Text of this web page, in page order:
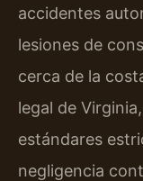
accidentes
lesiones de
cerca de la
legal de
estándares
negligencia